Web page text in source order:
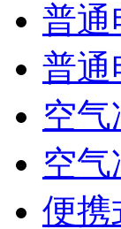
普通
普通
空气
空气
便携